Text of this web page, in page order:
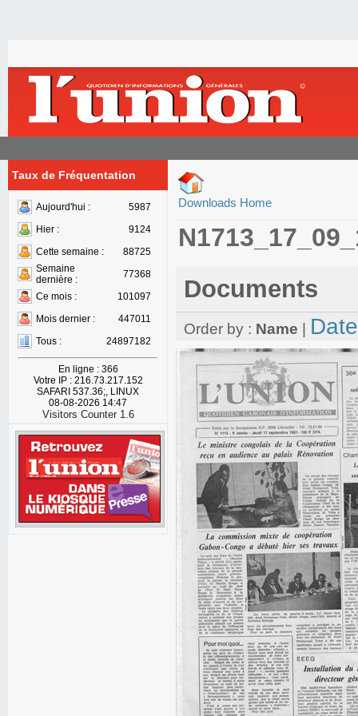
Taux de Fréquentation
Aujourd'hui :
5987
Hier :
9124
Cette semaine :
88725
Semaine
dernière :
77368
Ce mois :
101097
Mois dernier :
447011
Tous :
24897182
En ligne : 366
Votre IP : 216.73.217.152
SAFARI 537.36;, LINUX
08-08-2026 14:47
Visitors Counter 1.6
Downloads Home
Documents
Order by : Name Date